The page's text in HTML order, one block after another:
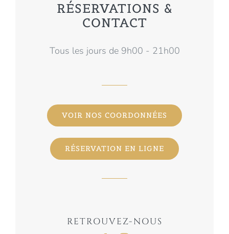
RÉSERVATIONS &
CONTACT
Tous les jours de 9h00 - 21h00
VOIR NOS COORDONNÉES
RÉSERVATION EN LIGNE
RETROUVEZ-NOUS